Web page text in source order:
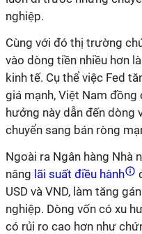
nghiệp.
Cùng với đó thị trường
vào dòng tiền nhiều hơn
kinh tế. Cụ thể việc Fed
giá mạnh, Việt Nam
hưởng này dẫn đến dòng
chuyển sang bán ròng
Ngoài ra Ngân hàng Nhà
nâng lãi suất điều hành
USD và VND, làm tăng
nghiệp. Dòng vốn có xu
có rủi ro cao hơn như